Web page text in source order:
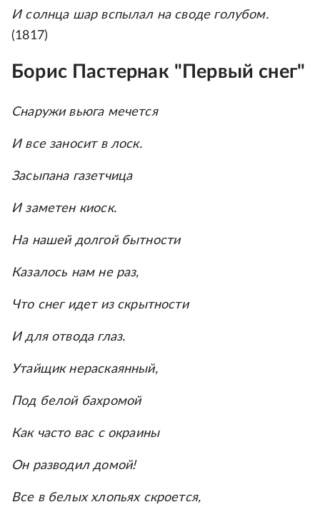
И солнца шар вспылал на своде голубом.
(1817)
Борис Пастернак "Первый снег"
Снаружи вьюга мечется
И все заносит в лоск.
Засыпана газетчица
И заметен киоск.
На нашей долгой бытности
Казалось нам не раз,
Что снег идет из скрытности
И для отвода глаз.
Утайщик нераскаянный,
Под белой бахромой
Как часто вас с окраины
Он разводил домой!
Все в белых хлопьях скроется,